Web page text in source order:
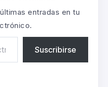
entradas en tu
Suscribirse